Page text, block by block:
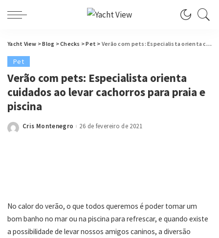
Yacht View >Blog >Checks >Pet > Verão com pets: Especialista orienta cuidados ao levar cachorros para praia e piscina
Pet
Verão com pets: Especialista orienta
cuidados ao levar cachorros para praia e
piscina
Posted
Cris Montenegro 26 de fevereiro de 2021
No calor do verão, o que todos queremos é poder tomar um
bom banho no mar ou na piscina para refrescar, e quando existe
a possibilidade de levar nossos amigos caninos, a diversão